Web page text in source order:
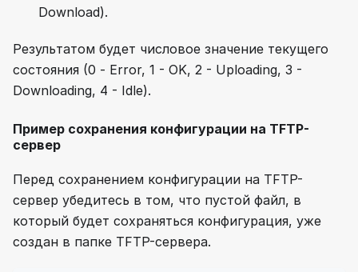
Download).
Результатом будет числовое значение текущего
состояния (0 - Error, 1 - OK, 2 - Uploading, 3 -
Downloading, 4 - Idle).
Пример сохранения конфигурации на TFTP-
сервер
Перед сохранением конфигурации на TFTP-
сервер убедитесь в том, что пустой файл, в
который будет сохраняться конфигурация, уже
создан в папке TFTP-сервера.